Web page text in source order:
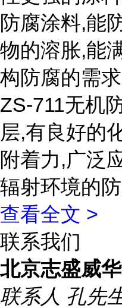
防腐涂料,能
物的溶胀,能
构防腐的需求
ZS-711无机
层,有良好的
附着力,广泛
辐射环境的
查看全文 >
联系我们
北京志盛威
联系人 孔先